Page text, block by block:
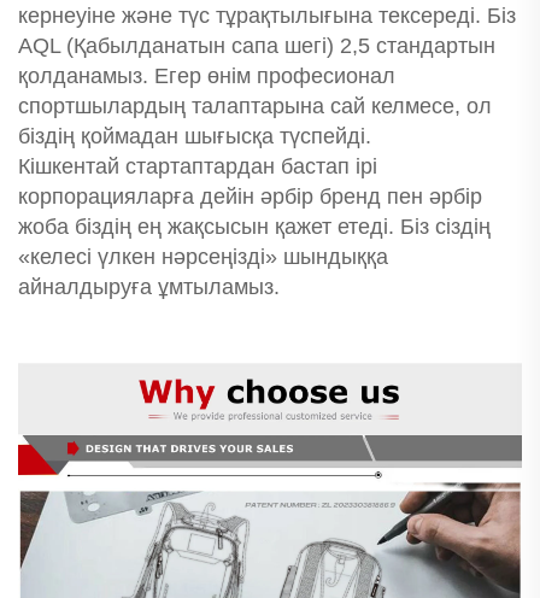
кернеуіне және түс тұрақтылығына тексереді. Біз
AQL (Қабылданатын сапа шегі) 2,5 стандартын
қолданамыз. Егер өнім професионал
спортшылардың талаптарына сай келмесе, ол
біздің қоймадан шығысқа түспейді.
Кішкентай стартаптардан бастап ірі
корпорацияларға дейін әрбір бренд пен әрбір
жоба біздің ең жақсысын қажет етеді. Біз сіздің
«келесі үлкен нәрсеңізді» шындыққа
айналдыруға ұмтыламыз.